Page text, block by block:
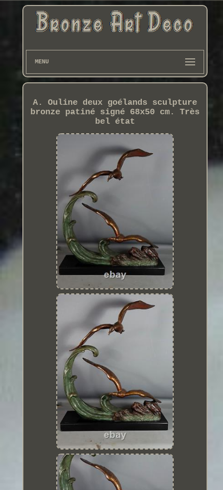
MENU
A. Ouline deux goélands sculpture
bronze patiné signé 68x50 cm. Très
bel état